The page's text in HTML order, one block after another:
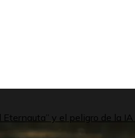
Eternauta” y el peligro de la